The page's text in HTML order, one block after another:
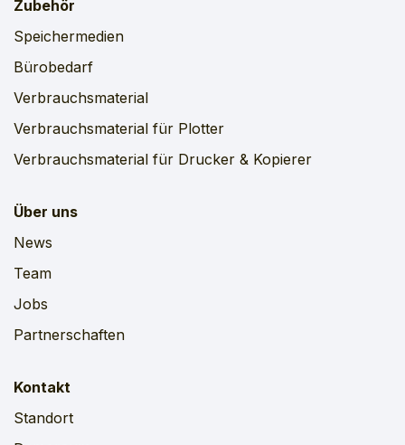
Zubehör
Speichermedien
Bürobedarf
Verbrauchsmaterial
Verbrauchsmaterial für Plotter
Verbrauchsmaterial für Drucker & Kopierer
Über uns
News
Team
Jobs
Partnerschaften
Kontakt
Standort